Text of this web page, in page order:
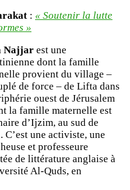
: « Soutenir la lutte
»
Najjar est une
dont la famille
provient du village –
de force – de Lifta dans
ouest de Jérusalem
la famille maternelle est
d’Ijzim, au sud de
C’est une activiste, une
et professeure
de littérature anglaise à
Al-Quds, en